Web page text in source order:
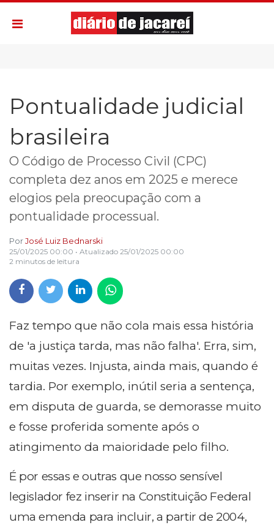
Pontualidade judicial
brasileira
O Código de Processo Civil (CPC)
completa dez anos em 2025 e merece
elogios pela preocupação com a
pontualidade processual.
PorJosé Luiz Bednarski
25/01/2025 00:00 • Atualizado 25/01/2025 00:00
2 minutos de leitura
Faz tempo que não cola mais essa história
de 'a justiça tarda, mas não falha'. Erra, sim,
muitas vezes. Injusta, ainda mais, quando é
tardia. Por exemplo, inútil seria a sentença,
em disputa de guarda, se demorasse muito
e fosse proferida somente após o
atingimento da maioridade pelo filho.
É por essas e outras que nosso sensível
legislador fez inserir na Constituição Federal
uma emenda para incluir, a partir de 2004,